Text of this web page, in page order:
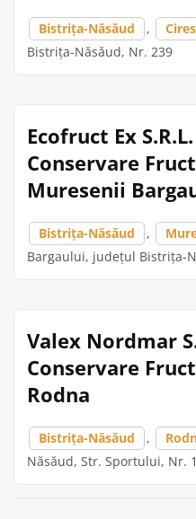
Bistrița-Năsăud ,
Bistrița-Năsăud, Nr. 239
Ecofruct Ex
Conservare
Muresenii
Bistrița-Năsăud ,
Bargaului, județul Bistrița-
Valex Nordmar
Conservare
Rodna
Bistrița-Năsăud ,
Năsăud, Str. Sportului, Nr.